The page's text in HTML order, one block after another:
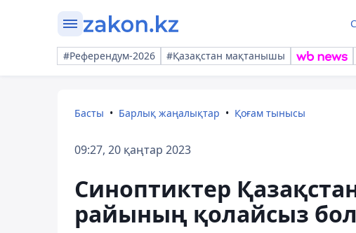
#Референдум-2026 #Қазақстан мақтанышы
Басты Барлық жаңалықтар Қоғам тынысы
09:27, 20 қаңтар 2023
Синоптиктер
райының қолайсыз